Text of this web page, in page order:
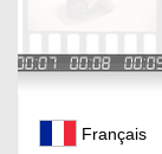
Français